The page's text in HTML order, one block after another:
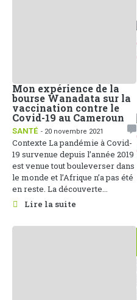
Mon expérience de la
bourse Wanadata sur la
vaccination contre le
Covid-19 au Cameroun
SANTÉ - 20 novembre 2021
Contexte La pandémie à Covid-
19 survenue depuis l’année 2019
est venue tout bouleverser dans
le monde et l’Afrique n’a pas été
en reste. La découverte...
Lire la suite